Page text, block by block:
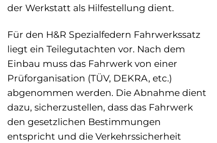
der Werkstatt als Hilfestellung dient.
Für den H&R Spezialfedern Fahrwerkssatz
liegt ein Teilegutachten vor. Nach dem
Einbau muss das Fahrwerk von einer
Prüforganisation (TÜV, DEKRA, etc.)
abgenommen werden. Die Abnahme dient
dazu, sicherzustellen, dass das Fahrwerk
den gesetzlichen Bestimmungen
entspricht und die Verkehrssicherheit